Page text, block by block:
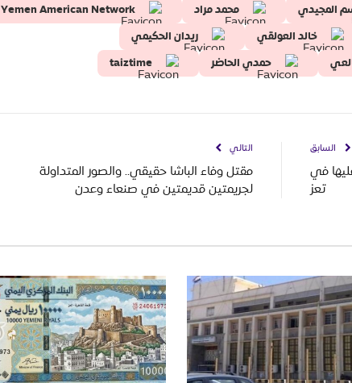
المجيدي محمد مراد
Yemen American Network
خالد العولقي
ريدان الحكيمي
حمدي الحاضر taiztime
السابق
في
تعز
التالي
مقتل وفاء الباشا حقيقي.. والصور المتداولة
لجريمتين قديمتين في صنعاء وعدن